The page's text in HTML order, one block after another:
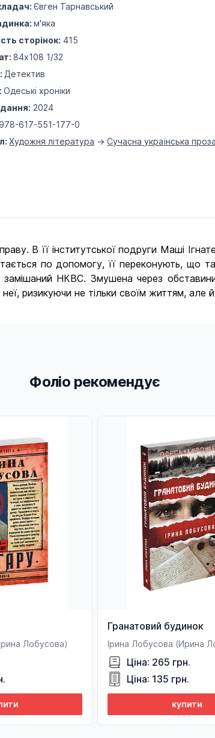
Євген Тарнавський
м'яка
сторінок: 415
84х108 1/32
Детектив
Одеські хроніки
2024
617-551-177-0
Художня література ->Сучасна українська проза
В її інститутської подруги Маші
по допомогу, її переконують, що
замішаний НКВС. Змушена через
ризикуючи не тільки своїм життям, але
Фоліо рекомендує
Лобусова)
Гранатовий будинок
Ірина Лобусова (Ирина
Ціна: 265 грн.
Ціна: 135 грн.
купити